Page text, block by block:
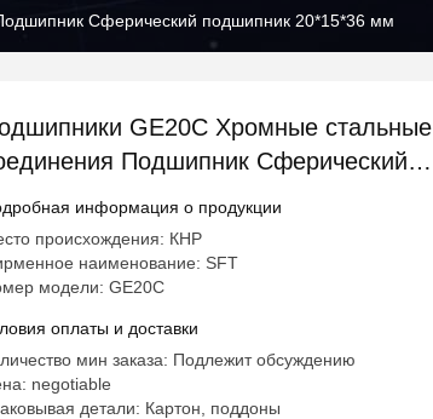
Сферический подшипник 20*15*36 мм
GE20C Хромные стальные
Подшипник Сферический
20*15*36 мм
информация о продукции
происхождения: КНР
наименование: SFT
модели: GE20C
оплаты и доставки
мин заказа: Подлежит обсуждению
negotiable
детали: Картон, поддоны